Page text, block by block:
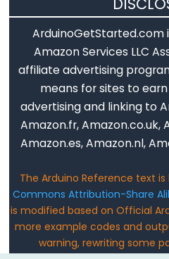
Scope
Qualifiers
const
scope
static
volatile
Digital
Amazon Services LLC
affiliate advertising
means for sites to
advertising and linking to
Amazon.fr, Amazon.co.uk,
Amazon.es, Amazon.nl,
The Arduino Reference text
Commons Attribution-Share
is modified based on Official
more example codes and
warning, rewriting some